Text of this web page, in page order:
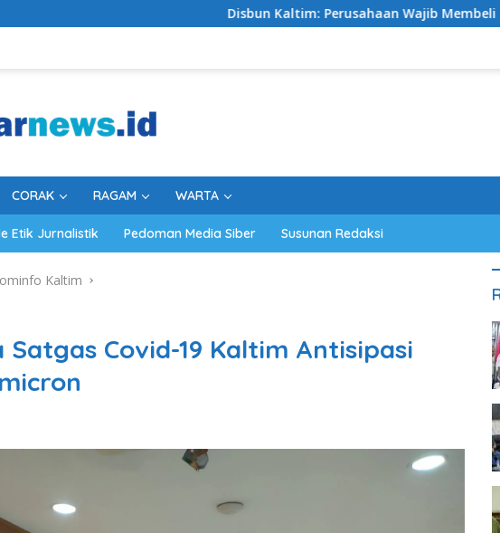
Disbun Kaltim: Perusahaan Wajib Membeli TBS Sesuai
CORAK RAGAM WARTA
Etik Jurnalistik Pedoman Media Siber Susunan Redaksi
Kaltim
Satgas Covid-19 Kaltim Antisipasi